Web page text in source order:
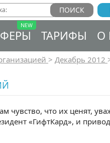
ТАРИФЫ О
> Декабрь 2012
что их ценят,
«ГифтКард», и